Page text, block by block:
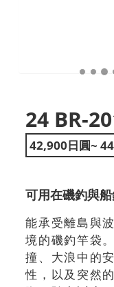
24 BR-
42,900日圓~
可用在磯釣與船
能承受離島與
境的磯釣竿袋
撞、大浪中的
性，以及突然